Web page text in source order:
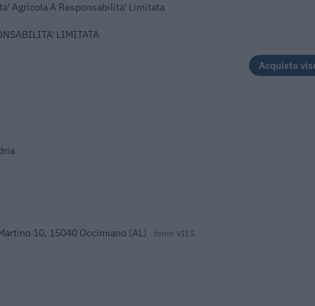
Agricola A Responsabilita' Limitata
LIMITATA
Acquista
10, 15040 Occimiano (AL) · fonte VIES